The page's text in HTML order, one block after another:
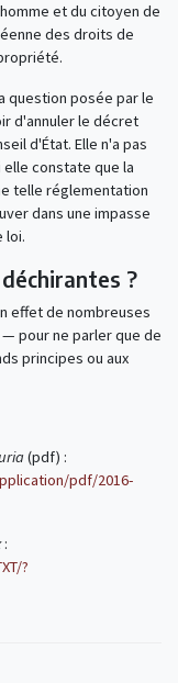
et du citoyen de
des droits de
question posée par le
d'annuler le décret
d'État. Elle n'a pas
elle constate que la
telle réglementation
dans une impasse
loi.
?
effet de nombreuses
pour ne parler que de
principes ou aux
(pdf) :
pdf/2016-
:
?